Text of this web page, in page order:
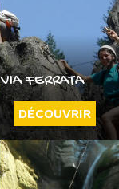
VIA FERRATA
DÉCOUVRIR